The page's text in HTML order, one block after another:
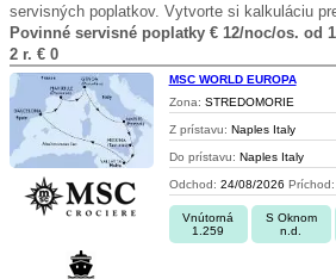
servisných poplatkov. Vytvorte si kalkuláciu
Povinné servisné poplatky € 12/noc/os. od
2 r. € 0
MSC WORLD EUROPA
Zona: STREDOMORIE
Z prístavu: Naples Italy
Do prístavu: Naples Italy
Odchod: 24/08/2026 Príchod:
Vnútorná
1.259
S Oknom
n.d.